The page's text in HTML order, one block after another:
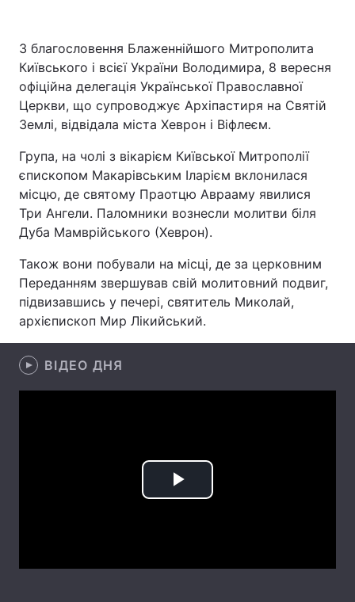
Головна Війна
Україна
Економіка Світ
Лайт
Інциденти
Цікавинки Погода
З благословення Блаженнійшого Митрополита
Київського і всієї України Володимира, 8 вересня
офіційна делегація Української Православної
Церкви, що супроводжує Архіпастиря на Святій
Землі, відвідала міста Хеврон і Віфлеєм.
Група, на чолі з вікарієм Київської Митрополії
єпископом Макарівським Іларієм вклонилася
місцю, де святому Праотцю Аврааму явилися
Три Ангели. Паломники вознесли молитви біля
Дуба Мамврійського (Хеврон).
Також вони побували на місці, де за церковним
Переданням звершував свій молитовний подвиг,
підвизавшись у печері, святитель Миколай,
архієпископ Мир Лікийський.
ВІДЕО ДНЯ
Play